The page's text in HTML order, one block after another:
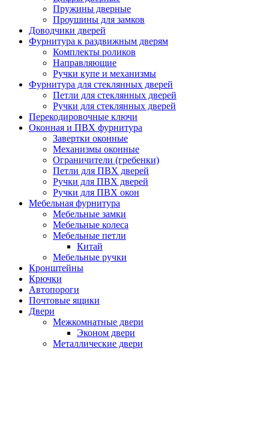
Пружины дверные
Проушины для замков
Доводчики дверей
Фурнитура к раздвижным дверям
Комплекты роликов
Направляющие
Ручки купе и механизмы
Фурнитура для стеклянных дверей
Петли для стеклянных дверей
Ручки для стеклянных дверей
Перекодировочные ключи
Оконная и ПВХ фурнитура
Завертки оконные
Механизмы оконные
Ограничители (гребенки)
Петли для ПВХ дверей
Ручки для ПВХ дверей
Ручки для ПВХ окон
Мебельная фурнитура
Мебельные замки
Мебельные колеса
Мебельные петли
Китай
Мебельные ручки
Кронштейны
Крючки
Автопороги
Почтовые ящики
Двери
Межкомнатные двери
Эконом двери
Металлические двери